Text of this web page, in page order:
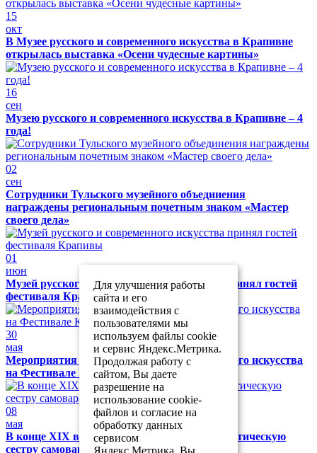
15
окт
В Музее русского и современного искусства в Крапивне
открылась выставка «Осени чудесные картины»
16
сен
Музею русского и современного искусства в Крапивне – 4
года!
02
сен
Сотрудники Тульского музейного объединения
награждены региональным почетным знаком «Мастер
своего дела»
01
июн
Музей русского и современного искусства принял гостей
фестиваля Крапивы
30
мая
Мероприятия в Музее русского и современного искусства
на Фестивале Крапивы
08
мая
В конце XIX века на стол ставили аристократическую
сестру самовара
Для улучшения работы
сайта и его
взаимодействия с
пользователями мы
используем файлы cookie
и сервис Яндекс.Метрика.
Продолжая работу с
сайтом, Вы даете
разрешение на
использование cookie-
файлов и согласие на
обработку данных
сервисом
Яндекс.Метрика. Вы